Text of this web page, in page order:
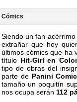
Cómics
Siendo un fan
extrañar que hoy
últimos cómics que ha
título Hit-Girl en
tipo de obras del
parte de Panini
tamaño un poquitín
nos ocupa serán 112